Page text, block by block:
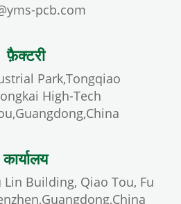
pcb.com
फ़ैक्टरी
Park,Tongqiao
High-Tech
कार्यालय
Lin Building, Qiao Tou, Fu